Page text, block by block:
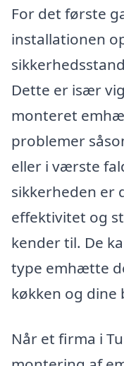
For det første
installationen
Dette er især
monteret
problemer
eller i værste
sikkerheden er
effektivitet og
kender til. De
type emhætte
køkken og dine
Når et firma i